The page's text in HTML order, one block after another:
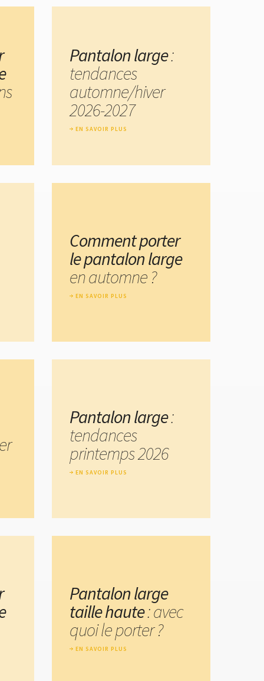
Pantalon large:
tendances
automne/hiver
2026-2027
EN SAVOIR PLUS
Comment porter
le pantalon large
en automne ?
EN SAVOIR PLUS
Pantalon large:
tendances
printemps 2026
EN SAVOIR PLUS
Pantalon large
taille haute: avec
quoi le porter ?
EN SAVOIR PLUS